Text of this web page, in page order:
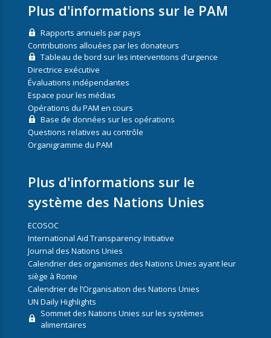
Plus d'informations sur le PAM
Rapports annuels par pays
Contributions allouées par les donateurs
Tableau de bord sur les interventions d'urgence
Directrice exécutive
Évaluations indépendantes
Espace pour les médias
Opérations du PAM en cours
Base de données sur les opérations
Questions relatives au contrôle
Organigramme du PAM
Plus d'informations sur le
système des Nations Unies
ECOSOC
International Aid Transparency Initiative
Journal des Nations Unies
Calendrier des organismes des Nations Unies ayant leur
siège à Rome
Calendrier de l’Organisation des Nations Unies
UN Daily Highlights
Sommet des Nations Unies sur les systèmes
alimentaires